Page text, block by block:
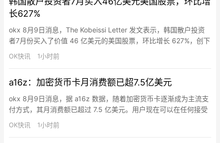
交安全报告，但尚未公开具体受影响项目。
长627%
okx 8月9日消息，The Kobeissi Letter 发文表示，韩国散户投资
者7月份买入了价值 46 亿美元的美国股票，环比增长 627%，创下
自 2026 年 1 月以来的最高月度买入额，而 4 月和 5 月的净卖出
额分别为 4.69 亿美元和 9.4 亿美元。此外，7 月买入规模也明显
OK快讯 1小时前
a16z：加密货币卡月消费额已超7.5亿美元
okx 8月9日消息，据 a16z 数据，随着加密货币卡逐渐成为主流支
付方式，其月消费额已超过 7.5 亿美元。用户现在可以在任何接受
传统银行卡的地方使用稳定币消费，结账时资金会自动转换为当地
货币。
OK快讯 1小时前